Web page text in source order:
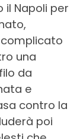
il Napoli per
una
da
e
contro la
poi